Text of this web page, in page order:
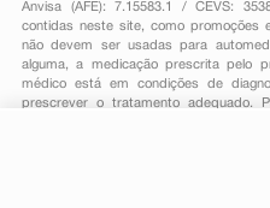
Anvisa (AFE): 7.15583.1 / CEVS:
contidas neste site, como promoções
não devem ser usadas para
alguma, a medicação prescrita pelo
médico está em condições de
prescrever o tratamento adequado.